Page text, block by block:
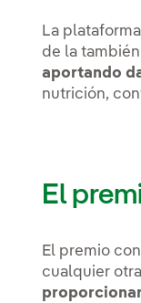
La
de la
aportando
nutrición,
El
El premio
cualquier